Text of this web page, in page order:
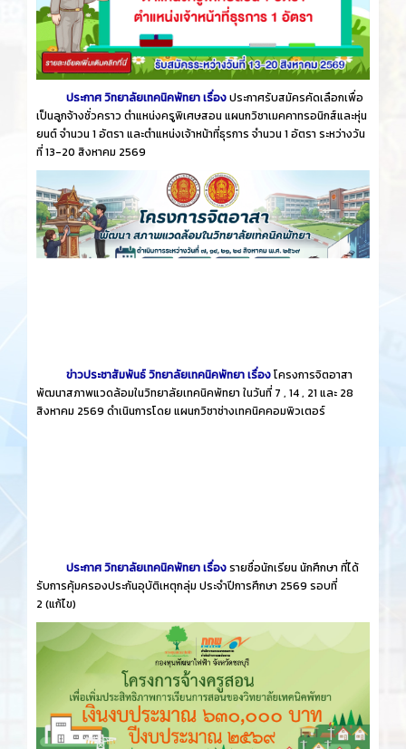
ประกาศ วิทยาลัยเทคนิคพัทยา เรื่องประกาศรับสมัครคัดเลือกเพื่อ
เป็นลูกจ้างชั่วคราว ตำแหน่งครูพิเศษสอน แผนกวิชาเมคคาทรอนิกส์และหุ่น
ยนต์ จำนวน 1 อัตรา และตำแหน่งเจ้าหน้าที่ธุรการ จำนวน 1 อัตรา ระหว่างวัน
ที่ 13-20 สิงหาคม 2569
ข่าวประชาสัมพันธ์ วิทยาลัยเทคนิคพัทยา เรื่องโครงการจิตอาสา
พัฒนาสภาพแวดล้อมในวิทยาลัยเทคนิคพัทยา ในวันที่ 7 , 14 , 21 และ 28
สิงหาคม 2569 ดำเนินการโดย แผนกวิชาช่างเทคนิคคอมพิวเตอร์
ประกาศ วิทยาลัยเทคนิคพัทยา เรื่องรายชื่อนักเรียน นักศึกษา ที่ได้
รับการคุ้มครองประกันอุบัติเหตุกลุ่ม ประจำปีการศึกษา 2569 รอบที่
2 (แก้ไข)